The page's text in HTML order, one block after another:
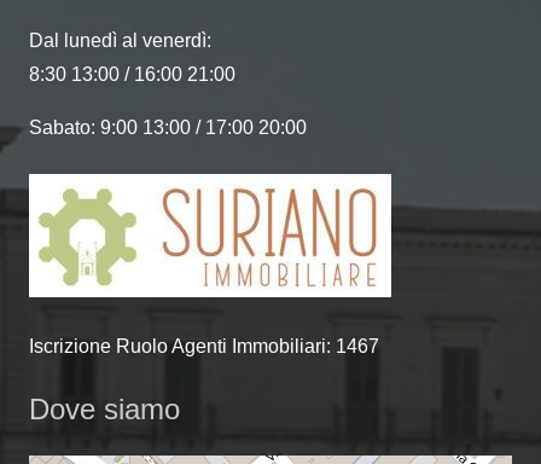
Dal lunedì al venerdì:
8:30 13:00 / 16:00 21:00
Sabato: 9:00 13:00 / 17:00 20:00
Iscrizione Ruolo Agenti Immobiliari: 1467
Dove siamo